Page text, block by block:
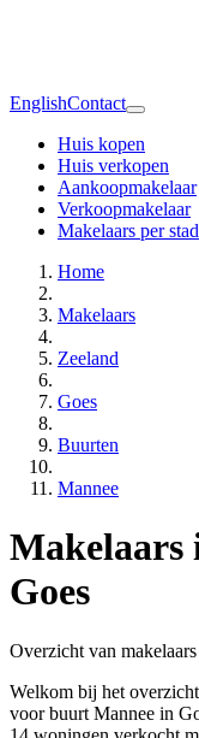
EnglishContact
Huis kopen
Huis verkopen
Aankoopmakelaar
Verkoopmakelaar
Makelaars per stad
Home
Makelaars
Zeeland
Goes
Buurten
Mannee
Makelaars
Goes
Overzicht van
Welkom bij het
voor buurt Mannee in